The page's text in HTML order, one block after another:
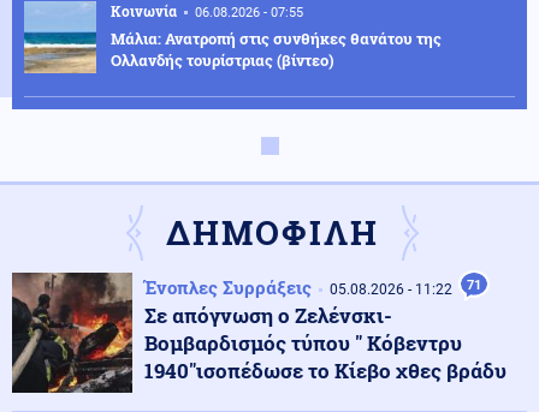
Κοινωνία 06.08.2026 - 07:55
Μάλια: Ανατροπή στις συνθήκες θανάτου της
Ολλανδής τουρίστριας (βίντεο)
06.08.2026 - 07:47
βιβλικές εικόνες (βίντεο)
ΗΠΑ
Παρασκήνιο Γ' Παγκοσμίου: Τραμπ: Οι Ιρανοί
«ικέτευαν» για διάλογο λίγο πριν το απόλυτο
αμερικανικό χτύπημα
Οικονομία
ΔΗΜΟΦΙΛΗ
Ένοπλες Συρράξεις 05.08.2026 - 11:22 71
Σε απόγνωση ο Ζελένσκι-
Βομβαρδισμός τύπου " Κόβεντρυ
1940"ισοπέδωσε το Κίεβο χθες βράδυ